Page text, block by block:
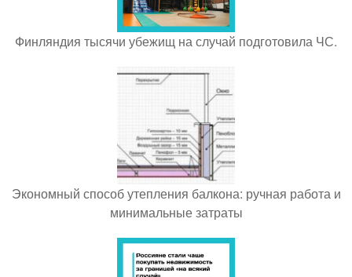
Финляндия тысячи убежищ на случай подготовила ЧС.
Экономный способ утепления балкона: ручная работа и
минимальные затраты